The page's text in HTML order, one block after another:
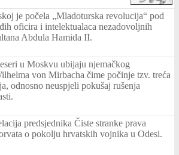
je počela „Mladoturska revolucija“ pod
oficira i intelektualaca nezadovoljnih
Abdula Hamida II.
u Moskvu ubijaju njemačkog
von Mirbacha čime počinje tzv. treća
odnosno neuspjeli pokušaj rušenja
predsjednika Čiste stranke prava
o pokolju hrvatskih vojnika u Odesi.